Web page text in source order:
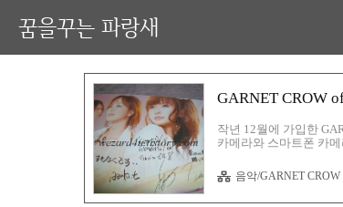
꿈을꾸는 파랑새
GARNET CROW
작년 12월에 가입한
카메라와 스마트폰 카
있습니다.
개봉해 보겠습니다. 봉
음악/GARNET CROW